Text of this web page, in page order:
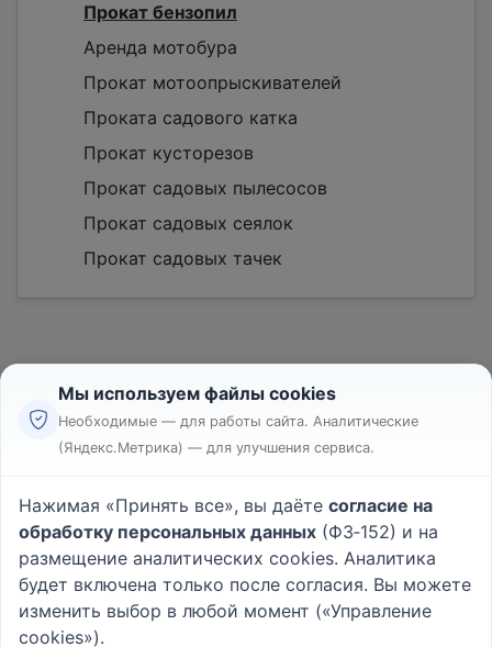
Прокат бензопил
Аренда мотобура
Прокат мотоопрыскивателей
Проката садового катка
Прокат кусторезов
Прокат садовых пылесосов
Прокат садовых сеялок
Прокат садовых тачек
Реклама
Пользовательское соглашение
Политика конфиденциальности
Вопрос - Ответ|О проекте
Мы используем файлы cookies
Необходимые — для работы сайта. Аналитические
(Яндекс.Метрика) — для улучшения сервиса.
Нажимая «Принять все», вы даёте согласие на
обработку персональных данных (ФЗ‑152) и на
размещение аналитических cookies. Аналитика
будет включена только после согласия. Вы можете
изменить выбор в любой момент («Управление
cookies»).